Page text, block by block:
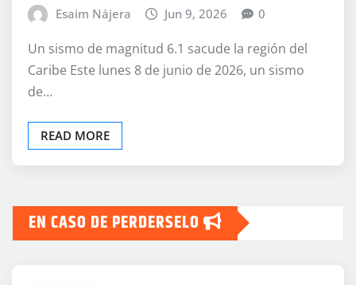
Esaim Nájera Jun 9, 2026 0
Un sismo de magnitud 6.1 sacude la región del
Caribe Este lunes 8 de junio de 2026, un sismo
de…
READ MORE
EN CASO DE PERDERSELO